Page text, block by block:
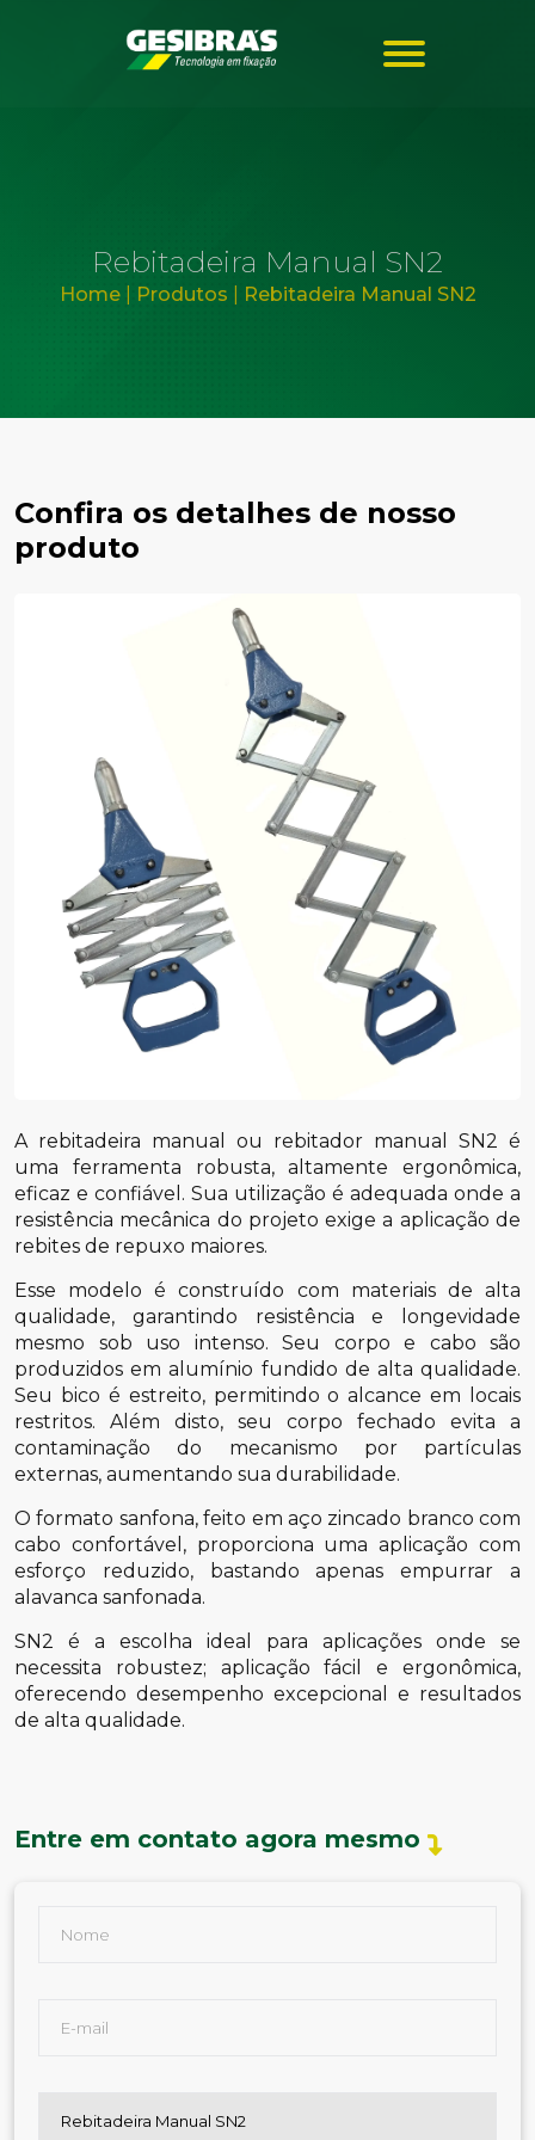
Rebitadeira Manual SN2
Home| Produtos Rebitadeira Manual SN2
Confira os detalhes de nosso
produto
A rebitadeira manual ou rebitador manual SN2 é
uma ferramenta robusta, altamente ergonômica,
eficaz e confiável. Sua utilização é adequada onde a
resistência mecânica do projeto exige a aplicação de
rebites de repuxo maiores.
Esse modelo é construído com materiais de alta
qualidade, garantindo resistência e longevidade
mesmo sob uso intenso. Seu corpo e cabo são
produzidos em alumínio fundido de alta qualidade.
Seu bico é estreito, permitindo o alcance em locais
restritos. Além disto, seu corpo fechado evita a
contaminação do mecanismo por partículas
externas, aumentando sua durabilidade.
O formato sanfona, feito em aço zincado branco com
cabo confortável, proporciona uma aplicação com
esforço reduzido, bastando apenas empurrar a
alavanca sanfonada.
SN2 é a escolha ideal para aplicações onde se
necessita robustez; aplicação fácil e ergonômica,
oferecendo desempenho excepcional e resultados
de alta qualidade.
Entre em contato agora mesmo